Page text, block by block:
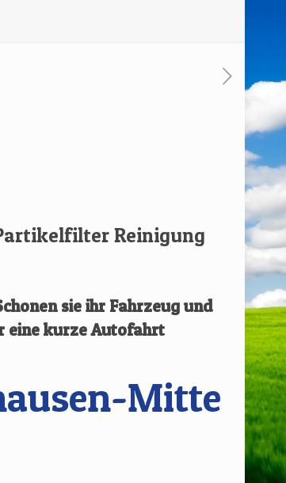
Reinigung
sie ihr Fahrzeug und
eine kurze Autofahrt
Mitte